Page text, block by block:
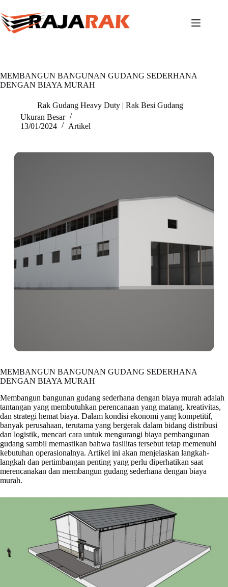
to
content
MEMBANGUN BANGUNAN GUDANG SEDERHANA
DENGAN BIAYA MURAH
Rak Gudang Heavy Duty | Rak Besi Gudang
Ukuran Besar
13/01/2024
Artikel
MEMBANGUN BANGUNAN GUDANG SEDERHANA
DENGAN BIAYA MURAH
Membangun bangunan gudang sederhana dengan biaya murah adalah
tantangan yang membutuhkan perencanaan yang matang, kreativitas,
dan strategi hemat biaya. Dalam kondisi ekonomi yang kompetitif,
banyak perusahaan, terutama yang bergerak dalam bidang distribusi
dan logistik, mencari cara untuk mengurangi biaya pembangunan
gudang sambil memastikan bahwa fasilitas tersebut tetap memenuhi
kebutuhan operasionalnya. Artikel ini akan menjelaskan langkah-
langkah dan pertimbangan penting yang perlu diperhatikan saat
merencanakan dan membangun gudang sederhana dengan biaya
murah.